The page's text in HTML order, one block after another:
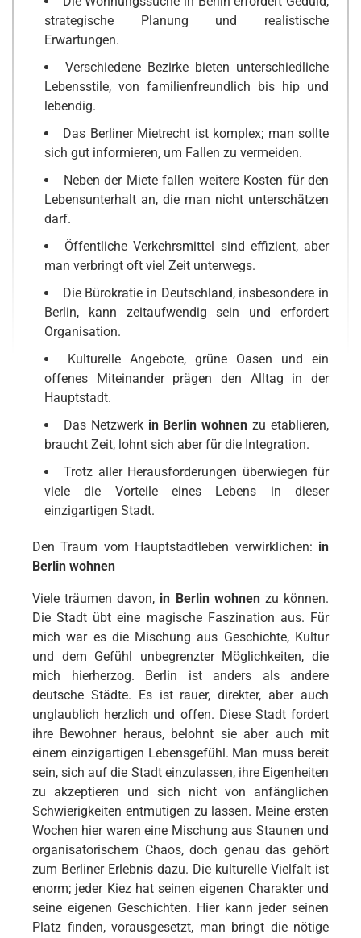
strategische Planung und realistische
Erwartungen.
Verschiedene Bezirke bieten unterschiedliche
Lebensstile, von familienfreundlich bis hip und
lebendig.
Das Berliner Mietrecht ist komplex; man sollte
sich gut informieren, um Fallen zu vermeiden.
Neben der Miete fallen weitere Kosten für den
Lebensunterhalt an, die man nicht unterschätzen
darf.
Öffentliche Verkehrsmittel sind effizient, aber
man verbringt oft viel Zeit unterwegs.
Die Bürokratie in Deutschland, insbesondere in
Berlin, kann zeitaufwendig sein und erfordert
Organisation.
Kulturelle Angebote, grüne Oasen und ein
offenes Miteinander prägen den Alltag in der
Hauptstadt.
Das Netzwerk in Berlin wohnen zu etablieren,
braucht Zeit, lohnt sich aber für die Integration.
Trotz aller Herausforderungen überwiegen für
viele die Vorteile eines Lebens in dieser
einzigartigen Stadt.
Den Traum vom Hauptstadtleben verwirklichen: in
Berlin wohnen
Viele träumen davon, in Berlin wohnenzu können.
Die Stadt übt eine magische Faszination aus. Für
mich war es die Mischung aus Geschichte, Kultur
und dem Gefühl unbegrenzter Möglichkeiten, die
mich hierherzog. Berlin ist anders als andere
deutsche Städte. Es ist rauer, direkter, aber auch
unglaublich herzlich und offen. Diese Stadt fordert
ihre Bewohner heraus, belohnt sie aber auch mit
einem einzigartigen Lebensgefühl. Man muss bereit
sein, sich auf die Stadt einzulassen, ihre Eigenheiten
zu akzeptieren und sich nicht von anfänglichen
Schwierigkeiten entmutigen zu lassen. Meine ersten
Wochen hier waren eine Mischung aus Staunen und
organisatorischem Chaos, doch genau das gehört
zum Berliner Erlebnis dazu. Die kulturelle Vielfalt ist
enorm; jeder Kiez hat seinen eigenen Charakter und
seine eigenen Geschichten. Hier kann jeder seinen
Platz finden, vorausgesetzt, man bringt die nötige